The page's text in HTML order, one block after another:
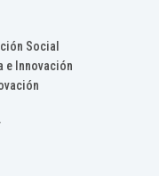
Social
e Innovación